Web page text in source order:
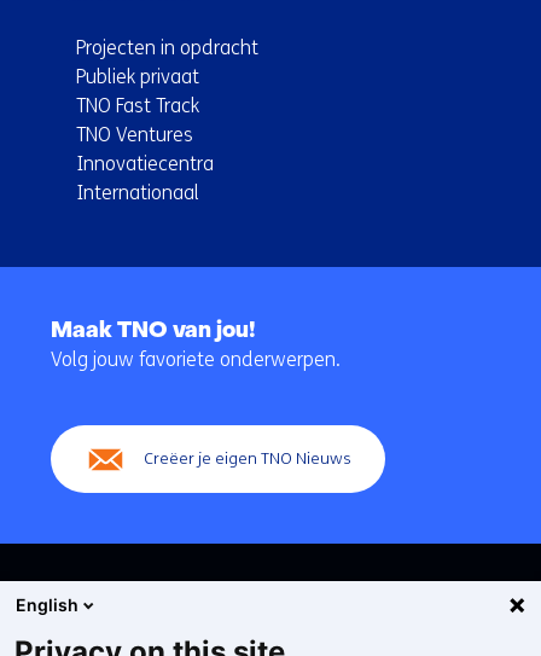
Projecten in opdracht
Publiek privaat
TNO Fast Track
TNO Ventures
Innovatiecentra
Internationaal
navigatie
Maak TNO van jou!
Volg jouw favoriete onderwerpen.
Creëer je eigen TNO Nieuws
English